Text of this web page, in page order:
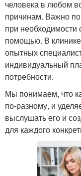
человека в любом
причинам. Важно
при необходимости
помощью. В
опытных
индивидуальный
потребности.
Мы понимаем, что
по-разному, и
выслушать его и
для каждого